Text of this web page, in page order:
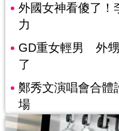
外國女神看傻了！
力
GD重女輕男 外
了
鄭秀文演唱會合
場